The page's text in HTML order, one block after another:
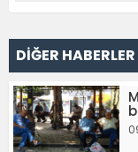
DİĞER HABERLER